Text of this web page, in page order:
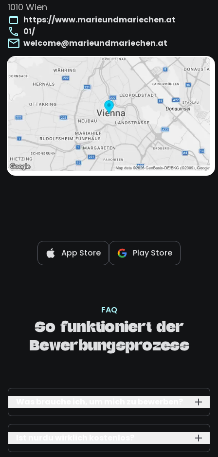
1010 Wien
https://www.marieundmariechen.at
01/
welcome@marieundmariechen.at
App Store Play Store
FAQ
So funktioniert der
Bewerbungsprozess